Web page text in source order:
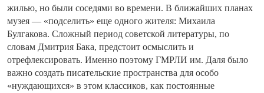
жилью, но были соседями во времени. В ближайших планах
музея — «подселить» еще одного жителя: Михаила
Булгакова. Сложный период советской литературы, по
словам Дмитрия Бака, предстоит осмыслить и
отрефлексировать. Именно поэтому ГМРЛИ им. Даля было
важно создать писательские пространства для особо
«нуждающихся» в этом классиков, как постоянные